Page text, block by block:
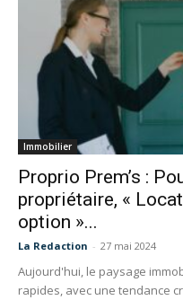
Immobilier
Proprio Prem’s :
propriétaire, «
option »...
La Redaction - 27 mai 2024
Aujourd'hui, le paysage
rapides, avec une tendance